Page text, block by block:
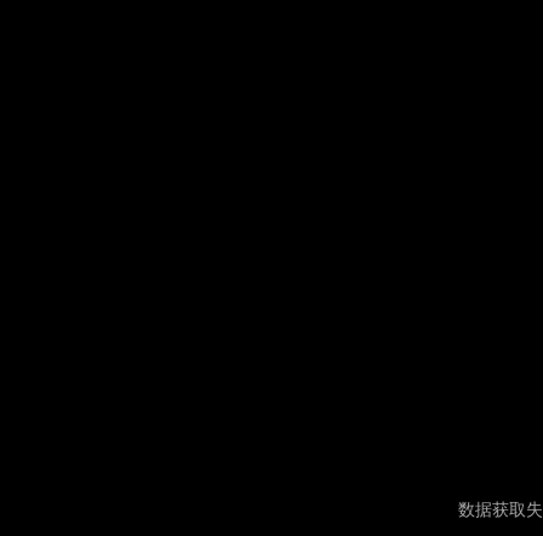
数据获取